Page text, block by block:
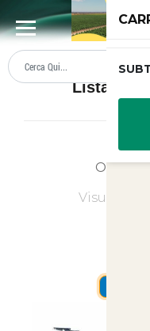
Lista
Ordina
Visualizzati